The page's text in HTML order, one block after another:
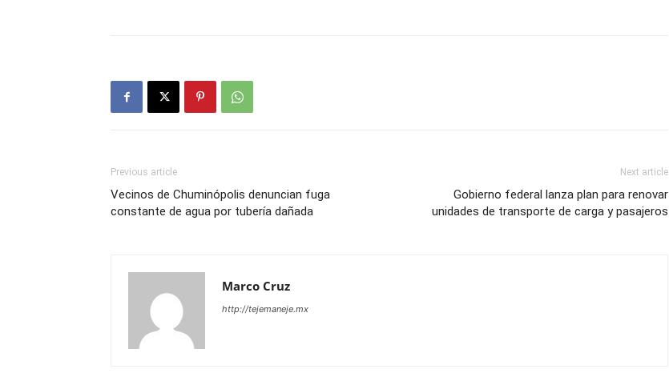
Previous article
Vecinos de Chuminópolis denuncian fuga
constante de agua por tubería dañada
Next article
Gobierno federal lanza plan para renovar
unidades de transporte de carga y pasajeros
Marco Cruz
http://tejemaneje.mx